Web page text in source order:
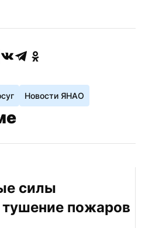
Новости ЯНАО
силы
пожаров